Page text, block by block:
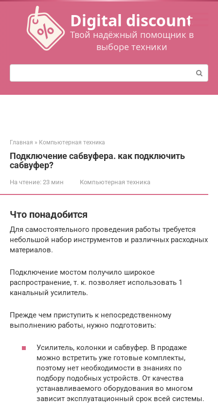
Перейти
контенту
Digital discount
Твой надёжный помощник в
выборе техники
Поиск:
Главная » Компьютерная техника
Подключение сабвуфера. как подключить
сабвуфер?
На чтение: 23 мин Компьютерная техника
Что понадобится
Для самостоятельного проведения работы требуется
небольшой набор инструментов и различных расходных
материалов.
Подключение мостом получило широкое
распространение, т. к. позволяет использовать 1
канальный усилитель.
Прежде чем приступить к непосредственному
выполнению работы, нужно подготовить:
Усилитель, колонки и сабвуфер. В продаже
можно встретить уже готовые комплекты,
поэтому нет необходимости в знаниях по
подбору подобных устройств. От качества
устанавливаемого оборудования во многом
зависит эксплуатационный срок всей системы.